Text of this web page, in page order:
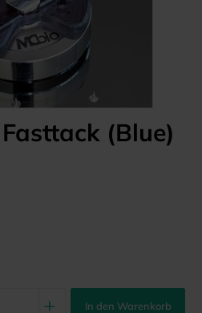
(Blue)
In den Warenkorb